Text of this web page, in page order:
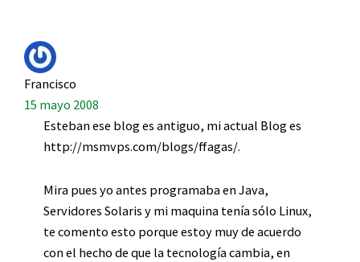
Francisco
15 mayo 2008
Esteban ese blog es antiguo, mi actual Blog es
http://msmvps.com/blogs/ffagas/.
Mira pues yo antes programaba en Java,
Servidores Solaris y mi maquina tenía sólo Linux,
te comento esto porque estoy muy de acuerdo
con el hecho de que la tecnología cambia, en